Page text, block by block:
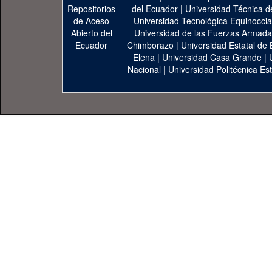
del Ecuador| Universidad Técnica
Universidad Tecnológica
Universidad de las Fuerzas
Chimborazo | Universidad Estatal de
Elena | Universidad Casa Grande |
Nacional | Universidad Politécnica